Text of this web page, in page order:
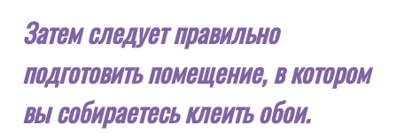
Затем следует правильно
подготовить помещение, в котором
вы собираетесь клеить обои.